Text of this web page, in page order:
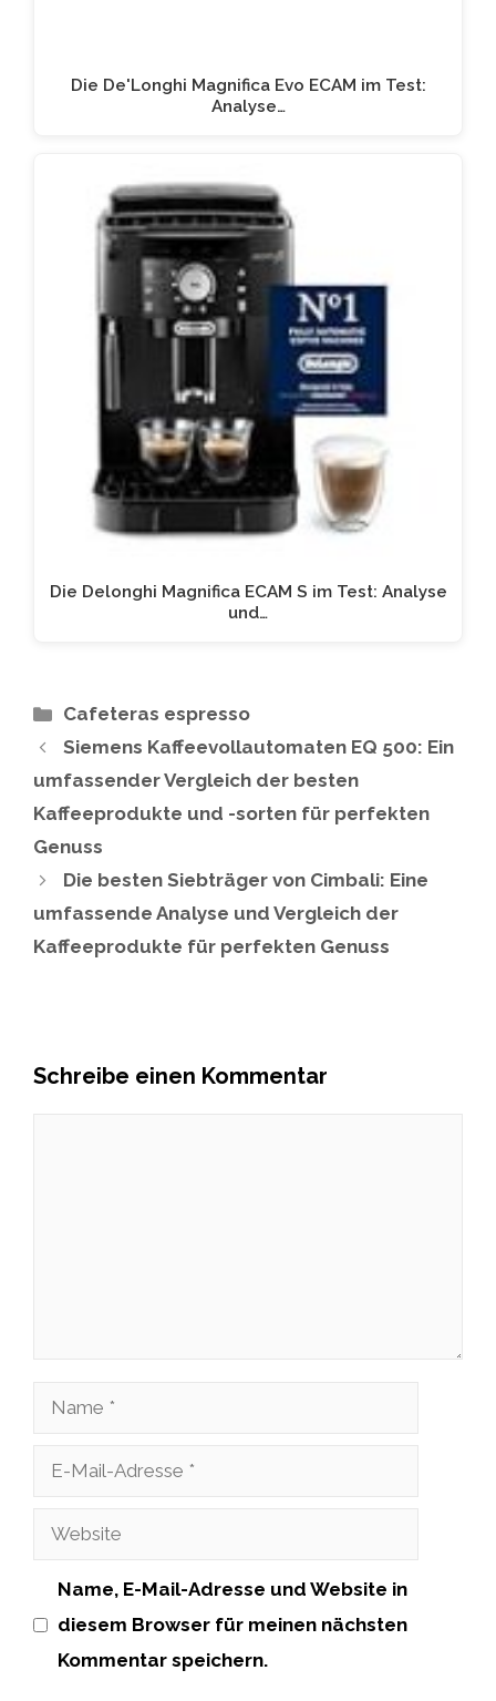
Die De'Longhi Magnifica Evo ECAM im Test:
Analyse…
Die Delonghi Magnifica ECAM S im Test: Analyse
und…
Kategorien
Cafeteras espresso
Siemens Kaffeevollautomaten EQ 500: Ein
umfassender Vergleich der besten
Kaffeeprodukte und -sorten für perfekten
Genuss
Die besten Siebträger von Cimbali: Eine
umfassende Analyse und Vergleich der
Kaffeeprodukte für perfekten Genuss
Schreibe einen Kommentar
Name
Adresse
Website
Name, E-Mail-Adresse und Website in
diesem Browser für meinen nächsten
Kommentar speichern.